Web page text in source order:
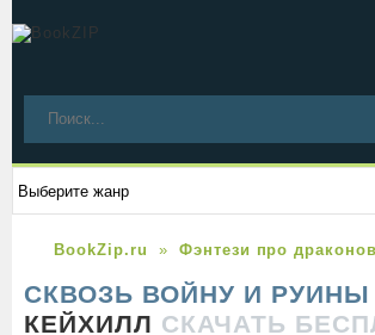
BookZip.ru Фэнтези про драконов
СКВОЗЬ ВОЙНУ И РУИНЫ
КЕЙХИЛЛ СКАЧАТЬ